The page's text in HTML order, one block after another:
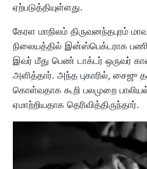
ஏற்படுத்தியுள்ளது.
கேரள மாநிலம் திருவனந்தபுரம்
நிலையத்தில் இன்ஸ்பெக்டராக
இவர் மீது பெண் டாக்டர் ஒருவர்
அளித்தார். அந்த புகாரில்,
கொள்வதாக கூறி பலமுறை
ஏமாற்றியதாக தெரிவித்திருந்தார்.